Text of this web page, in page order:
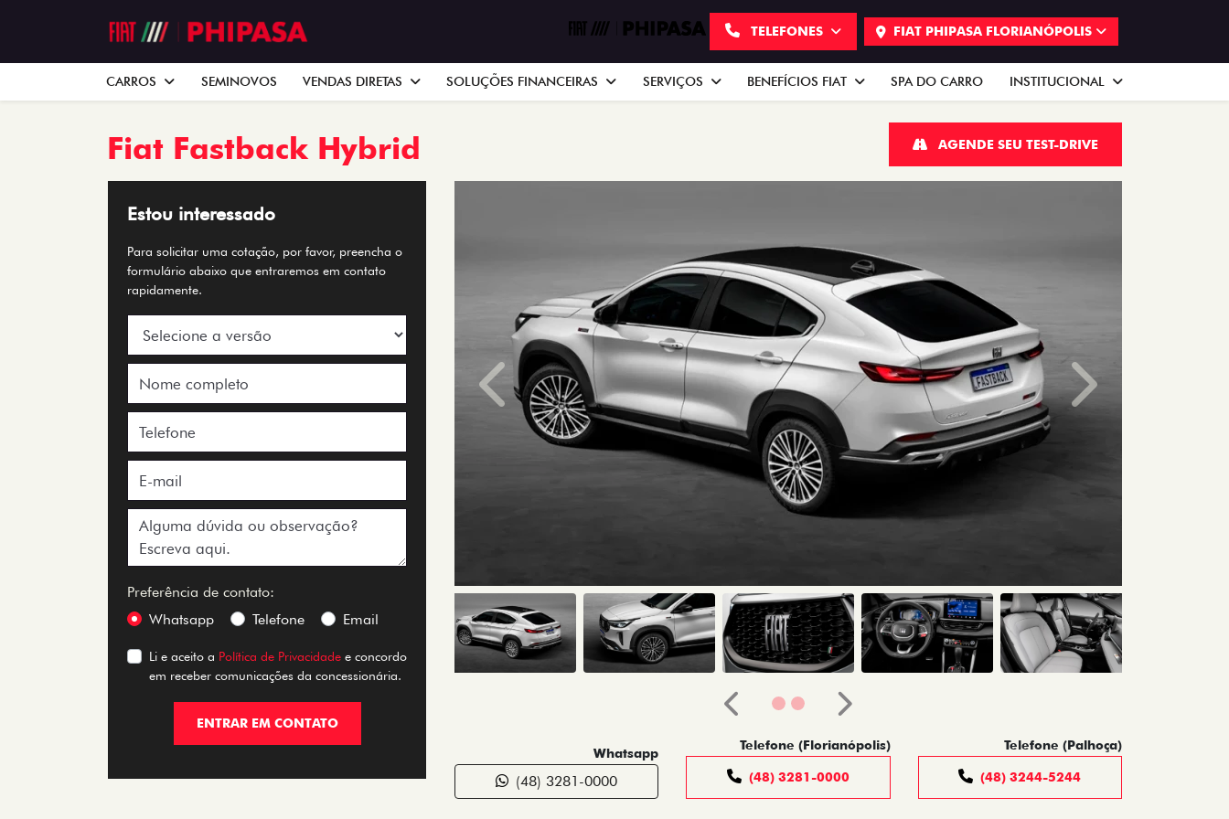
TELEFONES FIAT PHIPASA FLORIANÓPOLIS
CARROS SEMINOVOS VENDAS DIRETAS SOLUÇÕES FINANCEIRAS SERVIÇOS BENEFÍCIOS FIAT SPA DO CARRO INSTITUCIONAL
Fiat Fastback Hybrid AGENDE SEU TEST-DRIVE
Estou interessado
Para solicitar uma cotação, por favor, preencha o
formulário abaixo que entraremos em contato
rapidamente.
Preferência de contato:
Whatsapp
Telefone Email
Li e aceito a Política de Privacidade e concordo
em receber comunicações da concessionária.
ENTRAR EM CONTATO
Anterior Próximo
Anterior Próximo
Whatsapp
(48) 3281-0000
Telefone (Florianópolis)
(48) 3281-0000
Telefone (Palhoça)
(48) 3244-5244